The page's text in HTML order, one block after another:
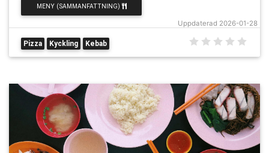
Uppdaterad 2026-01-28
MENY (SAMMANFATTNING)
Pizza Kyckling Kebab